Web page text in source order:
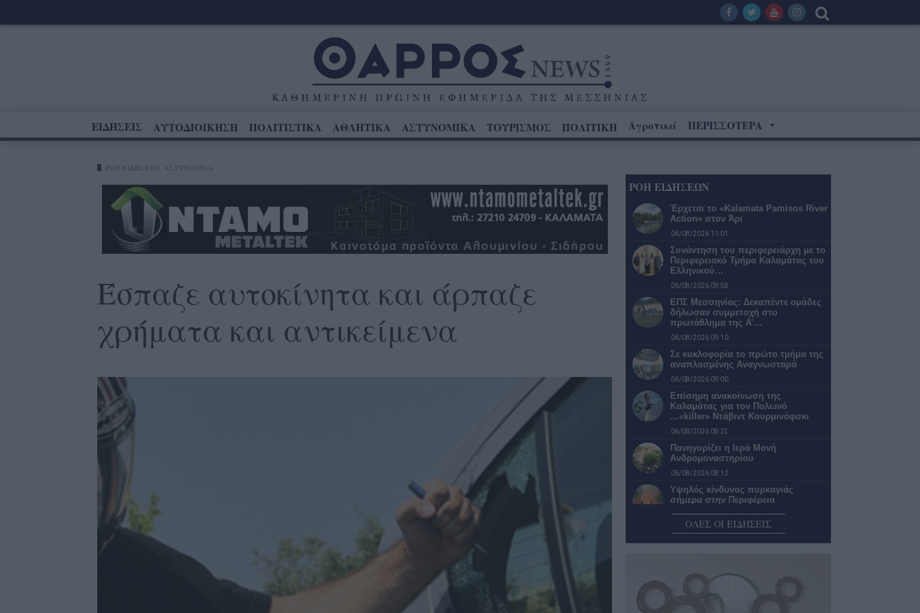
ΕΙΔΗΣΕΙΣ ΑΥΤΟΔΙΟΙΚΗΣΗ ΠΟΛΙΤΙΣΤΙΚΑ ΑΘΛΗΤΙΚΑ ΑΣΤΥΝΟΜΙΚΑ ΤΟΥΡΙΣΜΟΣ ΠΟΛΙΤΙΚΗ Αγροτικά ΠΕΡΙΣΣΟΤΕΡΑ
Έσπαζε αυτοκίνητα και άρπαζε
χρήματα και αντικείμενα
ΡΟΗ ΕΙΔΗΣΕΩΝ
Έρχεται το «Kalamata Pamisos River
Action» στον Άρι
06/08/2026 11:01
Συνάντηση του περιφερειάρχη με το
Περιφερειακό Τμήμα Καλαμάτας του
Ελληνικού…
06/08/2026 09:58
ΕΠΣ Μεσσηνίας: Δεκαπέντε ομάδες
δήλωσαν συμμετοχή στο
πρωτάθλημα της Α’…
06/08/2026 09:10
Σε κυκλοφορία το πρώτο τμήμα της
αναπλασμένης Αναγνωσταρά
06/08/2026 09:00
Επίσημη ανακοίνωση της
Καλαμάτας για τον Πολωνό
…«killer» Ντάβιντ Κουρμινόφσκι
06/08/2026 08:23
Πανηγυρίζει η Ιερά Μονή
Ανδρομοναστηρίου
06/08/2026 08:12
Υψηλός κίνδυνος πυρκαγιάς
σήμερα στην Περιφέρεια
06/08/2026 07:53
Μάνη: Μεγάλη επιχείρηση
06/08/2026 07:42
Ο καιρός σήμερα Πέμπτη στην
Καλαμάτα
ΟΛΕΣ ΟΙ ΕΙΔΗΣΕΙΣ